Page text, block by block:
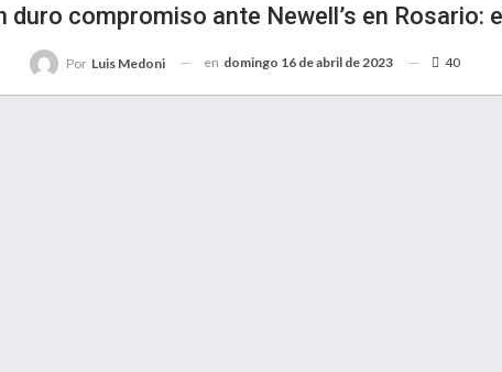
duro compromiso ante Newell’s en Rosario:
Por Luis Medoni en domingo 16 de abril de 2023 40